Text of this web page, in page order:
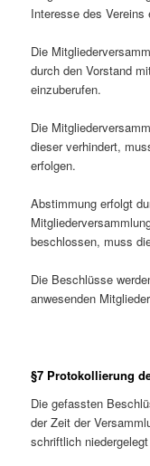
Interesse des Vereins
Die
durch den Vorstand
einzuberufen.
Die
dieser verhindert,
erfolgen.
Abstimmung erfolgt
beschlossen, muss
Die Beschlüsse
anwesenden
§7 Protokollierung
Die gefassten
der Zeit der
schriftlich